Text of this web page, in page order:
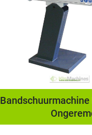
Bandschuurmachine